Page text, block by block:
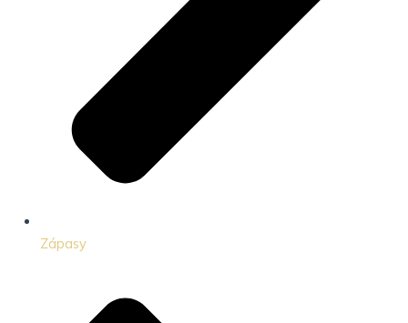
Zápasy